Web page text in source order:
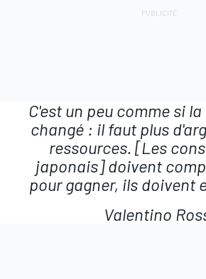
C'est un peu comme si
changé : il faut plus
ressources. [Les
japonais] doivent
pour gagner, ils doivent
Valentino